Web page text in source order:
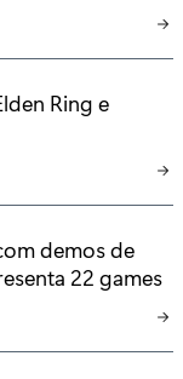
Ring e
demos de
22 games